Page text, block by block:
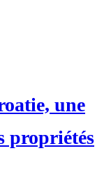
une
propriétés